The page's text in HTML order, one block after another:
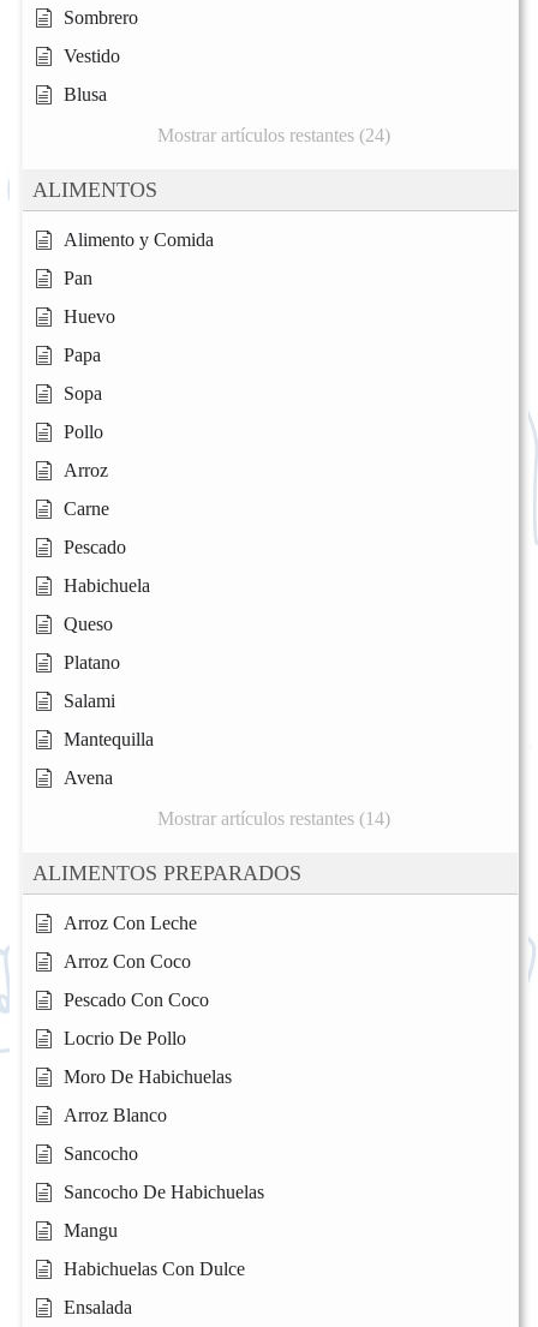
Sombrero
Vestido
Blusa
Mostrar artículos restantes (24)
ALIMENTOS
Alimento y Comida
Pan
Huevo
Papa
Sopa
Pollo
Arroz
Carne
Pescado
Habichuela
Queso
Platano
Salami
Mantequilla
Avena
Mostrar artículos restantes (14)
ALIMENTOS PREPARADOS
Arroz Con Leche
Arroz Con Coco
Pescado Con Coco
Locrio De Pollo
Moro De Habichuelas
Arroz Blanco
Sancocho
Sancocho De Habichuelas
Mangu
Habichuelas Con Dulce
Ensalada